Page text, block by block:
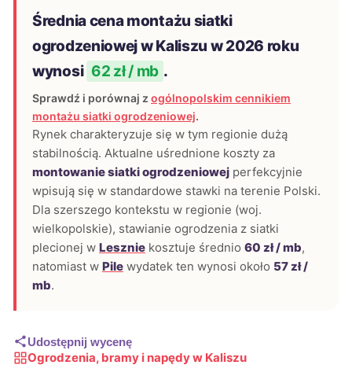
Średnia cena montażu siatki
ogrodzeniowej w Kaliszu w 2026 roku
wynosi 62 zł / mb .
Sprawdź i porównaj z ogólnopolskim cennikiem
montażu siatki ogrodzeniowej.
Rynek charakteryzuje się w tym regionie dużą
stabilnością. Aktualne uśrednione koszty za
montowanie siatki ogrodzeniowej perfekcyjnie
wpisują się w standardowe stawki na terenie Polski.
Dla szerszego kontekstu w regionie (woj.
wielkopolskie), stawianie ogrodzenia z siatki
plecionej w Lesznie kosztuje średnio 60 zł / mb,
natomiast w Pile wydatek ten wynosi około 57 zł /
mb.
Udostępnij wycenę
Ogrodzenia, bramy i napędy w Kaliszu